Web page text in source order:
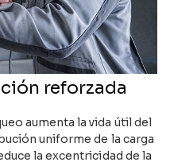
reforzada
aumenta la vida útil del
uniforme de la carga
la excentricidad de la